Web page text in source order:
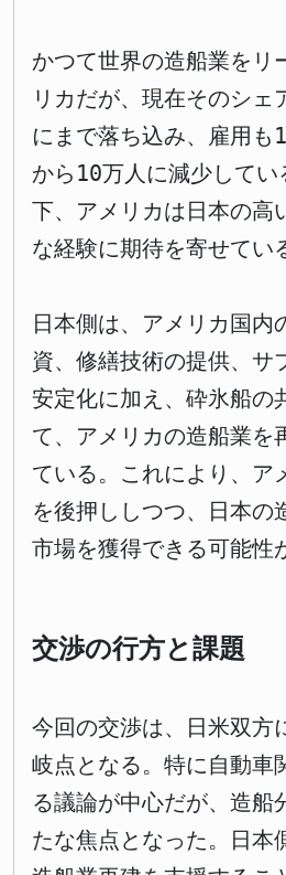
かつて世界の造船業をリ
リカだが、現在そのシ
にまで落ち込み、雇用も
から10万人に減少してい
下、アメリカは日本の高
な経験に期待を寄せてい
日本側は、アメリカ国内
資、修繕技術の提供、サ
安定化に加え、砕氷船の
て、アメリカの造船業を
ている。これにより、ア
を後押ししつつ、日本の
市場を獲得できる可能性
交渉の行方と課題
今回の交渉は、日米双方
岐点となる。特に自動車
る議論が中心だが、造船
たな焦点となった。日本